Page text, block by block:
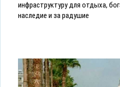
инфраструктуру для отдыха,
наследие и за радушие